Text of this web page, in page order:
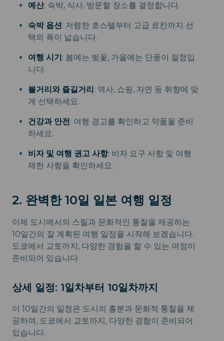
예산: 숙박, 식사, 방문할 장소를 결정합니다.
숙박 옵션: 저렴한 호스텔부터 고급 료칸까지 선
택의 폭이 넓습니다.
여행 시기 : 봄에는 벚꽃, 가을에는 단풍이 절정입
니다.
볼거리와 즐길거리 : 역사, 쇼핑, 자연 등 취향에 맞
게 선택하세요.
건강과 안전: 여행 경고를 확인하고 약품을 준비
하세요.
비자 및 여행 권고 사항: 비자 요구 사항 및 여행
제한 사항을 확인하세요.
2. 완벽한 10일 일본 여행 일정
이제 도시에서의 스릴과 문화적인 통찰을 제공하는
10일간의 잘 계획된 여행 일정을 시작해 보겠습니다.
도쿄에서 교토까지, 다양한 경험을 할 수 있는 여정이
준비되어 있습니다.
상세 일정: 1일차부터 10일차까지
이 10일간의 일정은 도시의 흥분과 문화적 통찰을 제
공하며, 도쿄에서 교토까지, 다양한 경험이 준비되어
있습니다.